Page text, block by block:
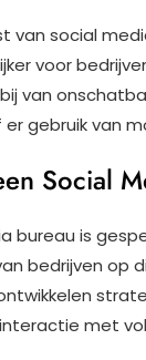
van social
voor
van
er gebruik van
Social
bureau is
bedrijven op
ontwikkelen
met